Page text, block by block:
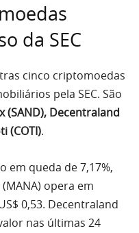
da SEC
cinco criptomoedas
pela SEC. São
(SAND), Decentraland
(COTI).
em queda de 7,17%,
opera em
0,53. Decentraland
nas últimas 24